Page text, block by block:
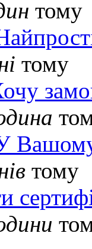
тому
тому
Вашому
тому